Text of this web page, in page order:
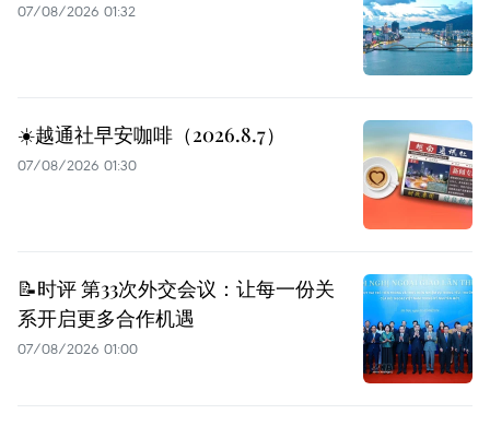
07/08/2026 01:32
☀️越通社早安咖啡（2026.8.7）
07/08/2026 01:30
📝时评 第33次外交会议：让每一份关
系开启更多合作机遇
07/08/2026 01:00